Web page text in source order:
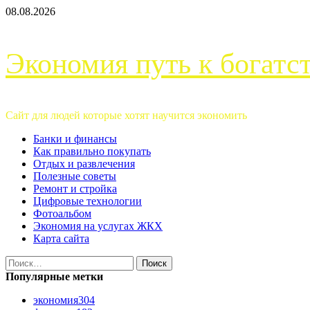
Перейти
08.08.2026
Экономия путь к
Сайт для людей которые хотят научится экономить
Основное
меню
Банки и финансы
Как правильно покупать
Отдых и развлечения
Полезные советы
Ремонт и стройка
Цифровые технологии
Фотоальбом
Экономия на услугах ЖКХ
Карта сайта
Найти:
Популярные метки
экономия304